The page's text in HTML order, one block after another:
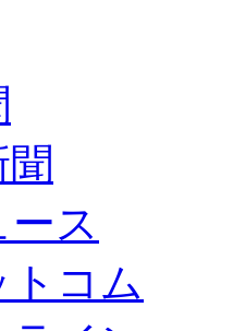
ス
トコム